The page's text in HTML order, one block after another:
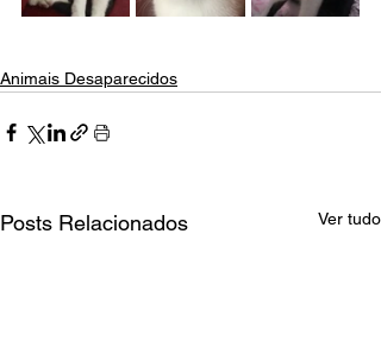
Animais Desaparecidos
Posts Relacionados Ver tudo